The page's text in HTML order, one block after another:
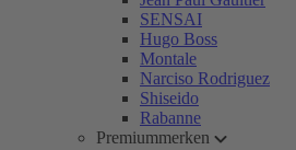
SENSAI
Hugo Boss
Montale
Narciso Rodriguez
Shiseido
Rabanne
Premiummerken